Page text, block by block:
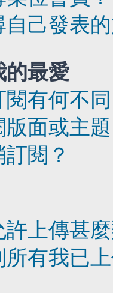
己發表
的最愛
有何不
面或主
閱？
上傳甚
有我已